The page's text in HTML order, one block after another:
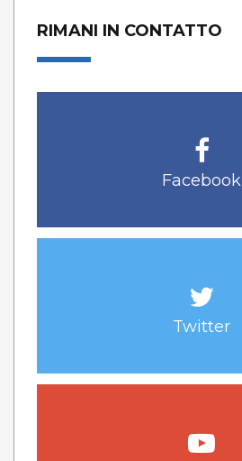
RIMANI IN CONTATTO
Facebook
Twitter